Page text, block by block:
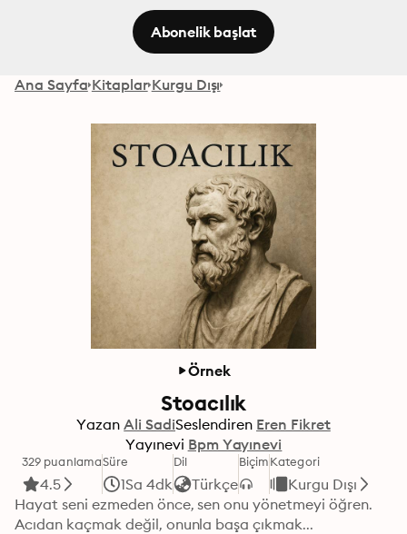
Abonelik başlat
Ana Sayfa Kitaplar Kurgu Dışı
Örnek
Stoacılık
Yazan Ali SadiSeslendiren Eren Fikret
Yayınevi Bpm Yayınevi
329 puanlama
4.5
Süre
1Sa 4dk
Dil
Türkçe
BiçimKategori
Kurgu Dışı
Hayat seni ezmeden önce, sen onu yönetmeyi öğren.
Acıdan kaçmak değil, onunla başa çıkmak...